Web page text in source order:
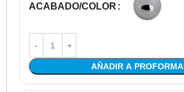
ACABADO/COLOR
AÑADIR A PROFORMA